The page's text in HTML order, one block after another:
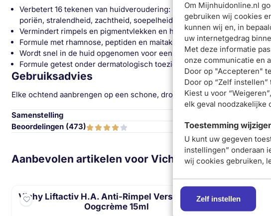
Om Mijnhuidonline.nl
gebruiken wij cookies
kunnen wij en, in
uw internetgedrag
Met deze informatie
onze communicatie en
Door op "Accepteren"
Door op “Zelf
Kiest u voor
elk geval noodzakelijke
Toestemming
U kunt uw gegeven
instellingen” onderaan
wij cookies gebruiken,
Zelf instellen
Schrijf je nu in
en
E-mail adres:
Verbetert 16 tekenen van huidveroudering: rimpels, fijne lijntjes,
poriën, stralendheid, zachtheid, soepelheid, hydratatie, gelijkmatigheid
Vermindert rimpels en pigmentvlekken en herdefinieert contouren
Formule met rhamnose, peptiden en maitake
Wordt snel in de huid opgenomen voor een niet-vette finish
Formule getest onder dermatologisch toezicht, geschikt voor de
Gebruiksadvies
Elke ochtend aanbrengen op een schone, droge huid. Alleen of na
Samenstelling
Beoordelingen (473)
Aanbevolen artikelen voorVichy Liftactiv
Vichy Liftactiv H.A. Anti-Rimpel Verstevigende
Oogcrème 15ml